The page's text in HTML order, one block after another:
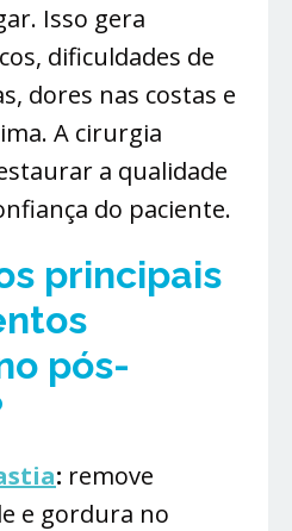
Isso gera
dificuldades de
dores nas costas e
A cirurgia
a qualidade
do paciente.
principais
pós-
: remove
e gordura no